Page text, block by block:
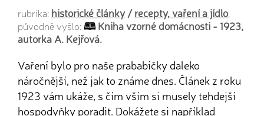
rubrika: historické články/recepty, vaření a jídlo
původně vyšlo:
Kniha vzorné domácnosti - 1923,
autorka A. Kejřová.
Vaření bylo pro naše prababičky daleko
náročnější, než jak to známe dnes. Článek z roku
1923 vám ukáže, s čím vším si musely tehdejší
hospodyňky poradit. Dokážete si například